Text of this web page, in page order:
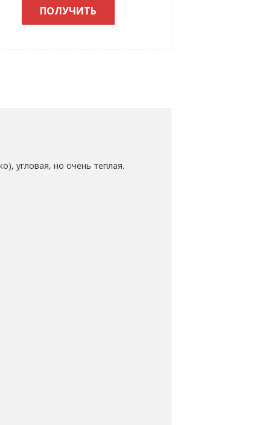
ПОЛУЧИТЬ
угловая, но очень теплая.